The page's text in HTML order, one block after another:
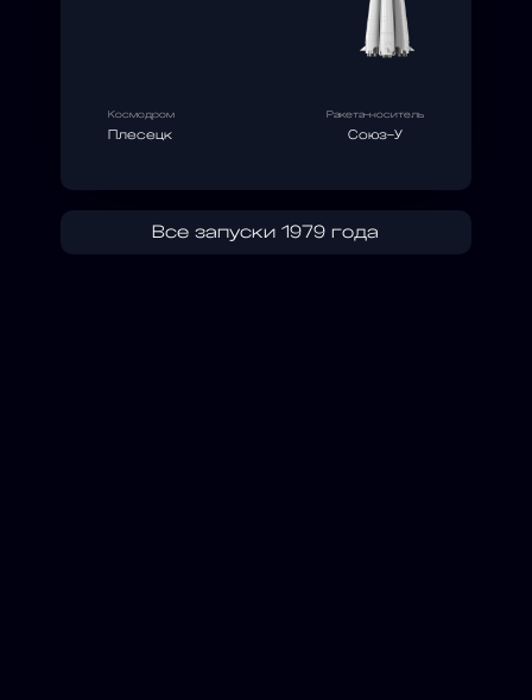
Космодром
Плесецк
Ракета-носитель
Союз-У
Все запуски 1979 года